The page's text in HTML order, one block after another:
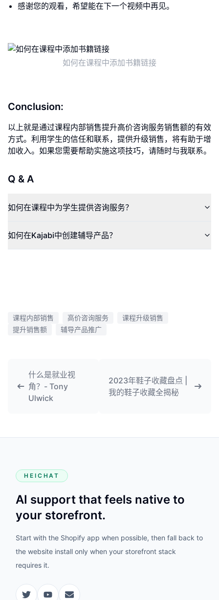
感谢您的观看，希望能在下一个视频中再见。
如何在课程中添加书籍链接
Conclusion:
以上就是通过课程内部销售提升高价咨询服务销售额的有效
方式。利用学生的信任和联系，提供升级销售，将有助于增
加收入。如果您需要帮助实施这项技巧，请随时与我联系。
Q & A
如何在课程中为学生提供咨询服务？
如何在Kajabi中创建辅导产品？
课程内部销售 高价咨询服务
课程升级销售
提升销售额
辅导产品推广
什么是就业视
角？- Tony
Ulwick
2023年鞋子收藏盘点 |
我的鞋子收藏全揭秘
HEICHAT
AI support that feels native to
your storefront.
Start with the Shopify app when possible, then fall back to
the website install only when your storefront stack
requires it.